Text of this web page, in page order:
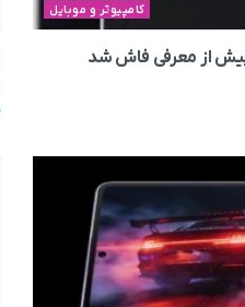
کامپیوتر و موبایل